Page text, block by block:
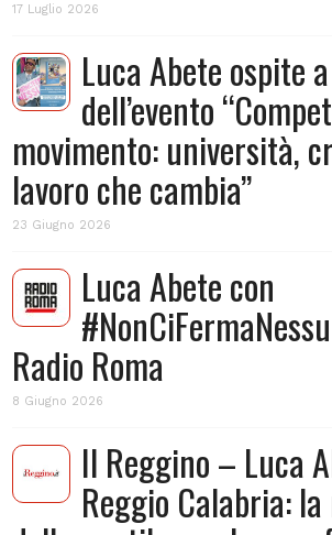
17 Luglio 2026
Luca Abete ospite
dell’evento
movimento: università,
lavoro che cambia”
23 Giugno 2026
Luca Abete con
Radio Roma
8 Giugno 2026
Il Reggino – Luca
Reggio Calabria: